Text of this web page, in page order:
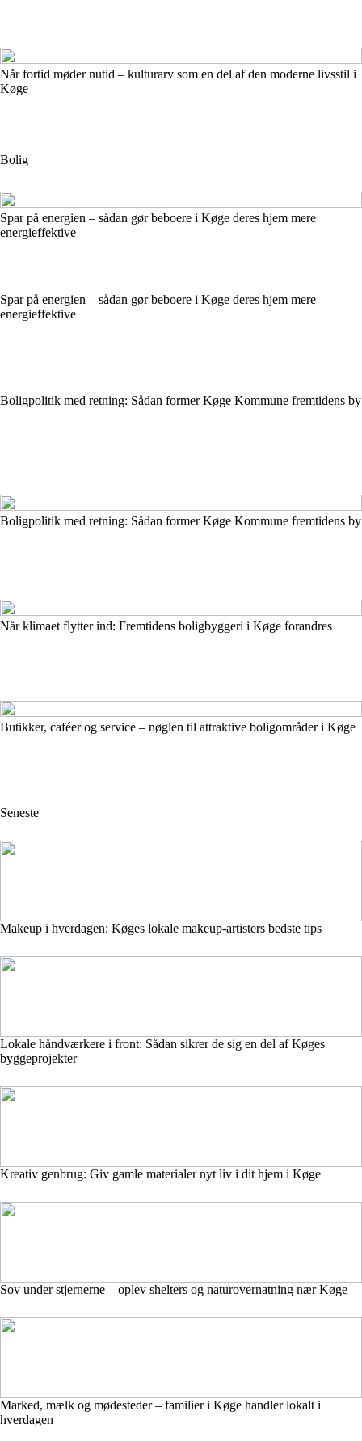
Når fortid møder nutid – kulturarv som en del af den moderne livsstil i
Køge
Bolig
Spar på energien – sådan gør beboere i Køge deres hjem mere
energieffektive
Spar på energien – sådan gør beboere i Køge deres hjem mere
energieffektive
Boligpolitik med retning: Sådan former Køge Kommune fremtidens by
Boligpolitik med retning: Sådan former Køge Kommune fremtidens by
Når klimaet flytter ind: Fremtidens boligbyggeri i Køge forandres
Butikker, caféer og service – nøglen til attraktive boligområder i Køge
Seneste
Makeup i hverdagen: Køges lokale makeup-artisters bedste tips
Lokale håndværkere i front: Sådan sikrer de sig en del af Køges
byggeprojekter
Kreativ genbrug: Giv gamle materialer nyt liv i dit hjem i Køge
Sov under stjernerne – oplev shelters og naturovernatning nær Køge
Marked, mælk og mødesteder – familier i Køge handler lokalt i
hverdagen